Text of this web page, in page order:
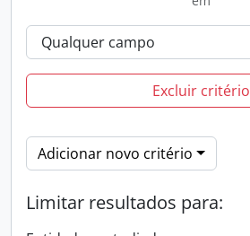
Excluir critério
Adicionar novo critério
Limitar resultados para: